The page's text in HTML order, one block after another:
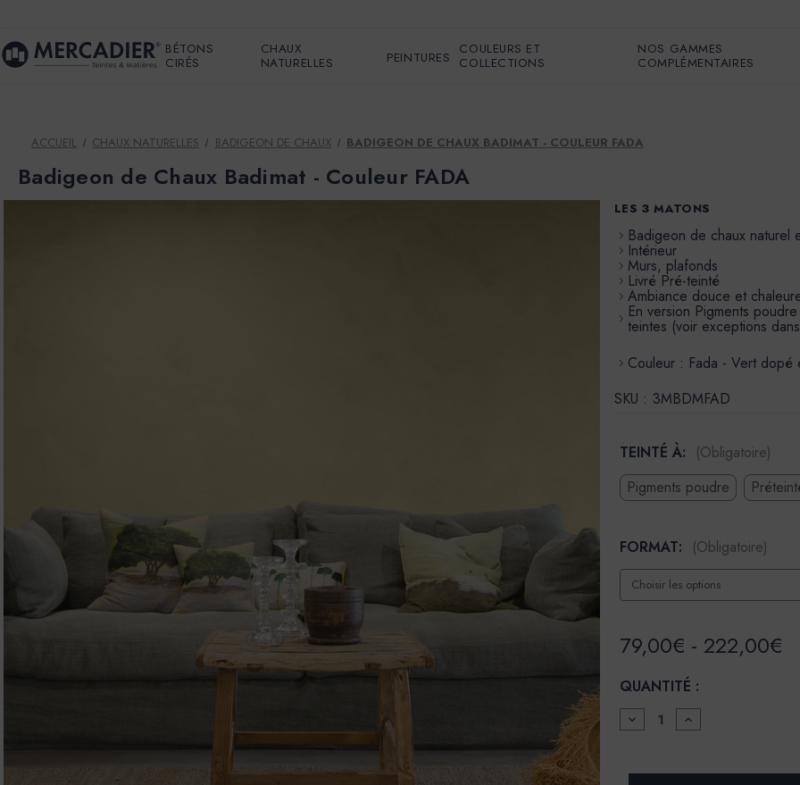
BÉTONS
CIRÉS
CHAUX
NATURELLES
PEINTURES
COULEURS ET
COLLECTIONS
NOS GAMMES
COMPLÉMENTAIRES
ACCUEIL CHAUX NATURELLES BADIGEON DE CHAUX BADIGEON DE CHAUX BADIMAT - COULEUR FADA
Badigeon de Chaux Badimat - Couleur FADA
LES 3 MATONS
Badigeon de chaux naturel
Intérieur
Murs, plafonds
Livré Pré-teinté
Ambiance douce et
En version Pigments
teintes (voir exceptions
Couleur : Fada - Vert dopé
SKU : 3MBDMFAD
TEINTÉ À:
(Obligatoire)
Pigments poudre
FORMAT: (Obligatoire)
79,00€ - 222,00€
QUANTITÉ :
DIMINUER
LA
BADIGEON
AUGMENTER
LA
BADIGEON